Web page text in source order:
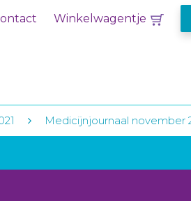
Winkelwagentje
Medicijnjournaal november